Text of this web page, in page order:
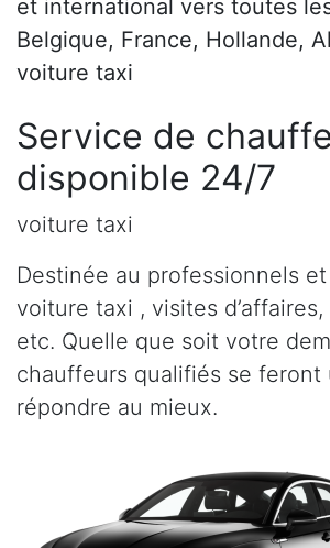
et international vers toutes
Belgique, France, Hollande,
voiture taxi
Service de
disponible 24/7
voiture taxi
Destinée au professionnels
voiture taxi , visites d’affaires,
etc. Quelle que soit votre
chauffeurs qualifiés se feront
répondre au mieux.